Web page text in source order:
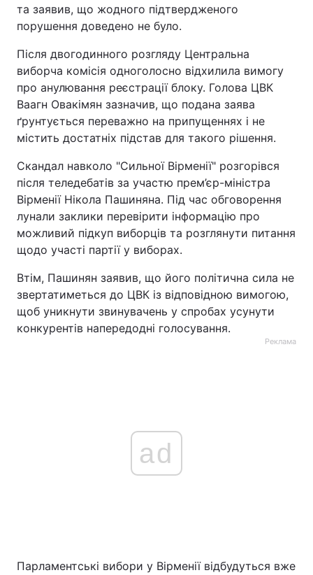
та заявив, що жодного підтвердженого
порушення доведено не було.
Після двогодинного розгляду Центральна
виборча комісія одноголосно відхилила вимогу
про анулювання реєстрації блоку. Голова ЦВК
Ваагн Овакімян зазначив, що подана заява
ґрунтується переважно на припущеннях і не
містить достатніх підстав для такого рішення.
Скандал навколо "Сильної Вірменії" розгорівся
після теледебатів за участю прем’єр-міністра
Вірменії Нікола Пашиняна. Під час обговорення
лунали заклики перевірити інформацію про
можливий підкуп виборців та розглянути питання
щодо участі партії у виборах.
Втім, Пашинян заявив, що його політична сила не
звертатиметься до ЦВК із відповідною вимогою,
щоб уникнути звинувачень у спробах усунути
конкурентів напередодні голосування.
Реклама
ad
Парламентські вибори у Вірменії відбудуться вже